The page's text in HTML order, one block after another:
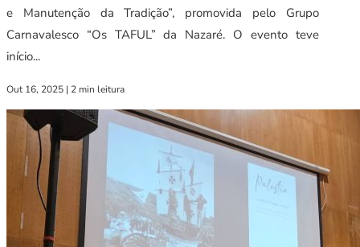
e Manutenção da Tradição”, promovida pelo Grupo
Carnavalesco “Os TAFUL” da Nazaré. O evento teve
início...
Out 16, 2025 | 2 min leitura